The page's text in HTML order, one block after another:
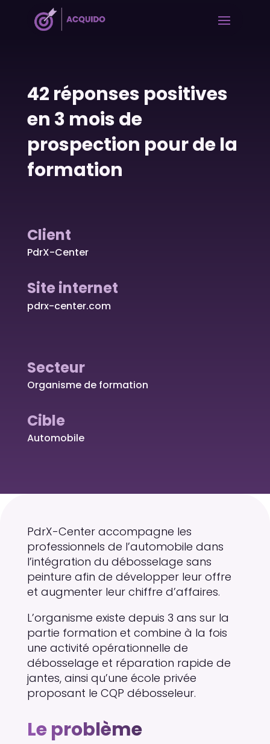
42 réponses positives
en 3 mois de
prospection pour de la
formation
Client
PdrX-Center
Site internet
pdrx-center.com
Secteur
Organisme de formation
Cible
Automobile
PdrX-Center accompagne les
professionnels de l’automobile dans
l’intégration du débosselage sans
peinture afin de développer leur offre
et augmenter leur chiffre d’affaires.
L’organisme existe depuis 3 ans sur la
partie formation et combine à la fois
une activité opérationnelle de
débosselage et réparation rapide de
jantes, ainsi qu’une école privée
proposant le CQP débosseleur.
Le problème